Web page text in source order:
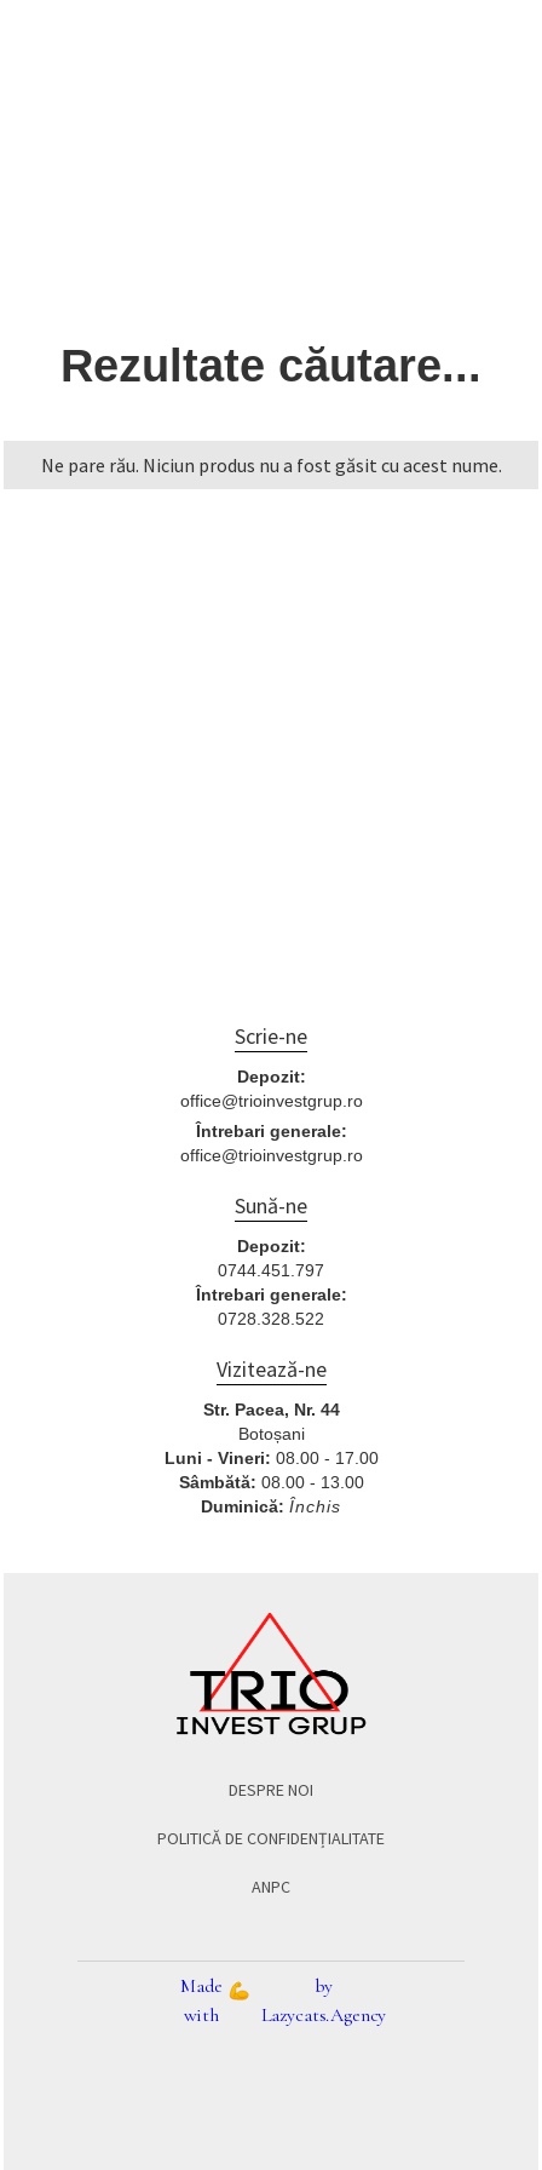
Rezultate căutare...
Ne pare rău. Niciun produs nu a fost găsit cu acest nume.
Scrie-ne
Depozit:
office@trioinvestgrup.ro
Întrebari generale:
office@trioinvestgrup.ro
Sună-ne
Depozit:
0744.451.797
Întrebari generale:
0728.328.522
Vizitează-ne
Str. Pacea, Nr. 44
Botoșani
Luni - Vineri: 08.00 - 17.00
Sâmbătă: 08.00 - 13.00
Duminică: Închis
DESPRE NOI
POLITICĂ DE CONFIDENȚIALITATE
ANPC
Made
with
by
Lazycats.Agency